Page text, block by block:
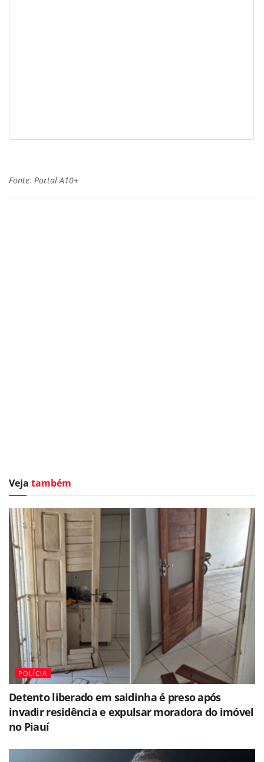
Fonte: Portal A10+
Veja também
POLÍCIA
Detento liberado em saidinha é preso após
invadir residência e expulsar moradora do imóvel
no Piauí